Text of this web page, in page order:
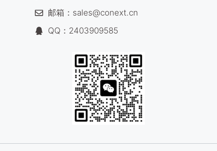
邮箱：sales@conext.cn
QQ：2403909585